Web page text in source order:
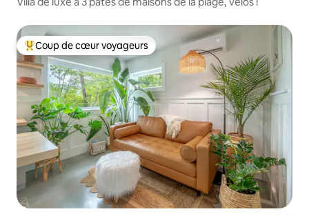
Coups de cœur voyageurs les plus appréciés
Coup de cœur voyageurs